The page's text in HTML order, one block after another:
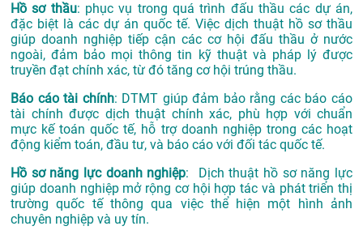
Hồ sơ thầu: phục vụ trong quá trình đấu thầu các dự án,
đặc biệt là các dự án quốc tế. Việc dịch thuật hồ sơ thầu
giúp doanh nghiệp tiếp cận các cơ hội đấu thầu ở nước
ngoài, đảm bảo mọi thông tin kỹ thuật và pháp lý được
truyền đạt chính xác, từ đó tăng cơ hội trúng thầu.
Báo cáo tài chính: DTMT giúp đảm bảo rằng các báo cáo
tài chính được dịch thuật chính xác, phù hợp với chuẩn
mực kế toán quốc tế, hỗ trợ doanh nghiệp trong các hoạt
động kiểm toán, đầu tư, và báo cáo với đối tác quốc tế.
Hồ sơ năng lực doanh nghiệp: Dịch thuật hồ sơ năng lực
giúp doanh nghiệp mở rộng cơ hội hợp tác và phát triển thị
trường quốc tế thông qua việc thể hiện một hình ảnh
chuyên nghiệp và uy tín.